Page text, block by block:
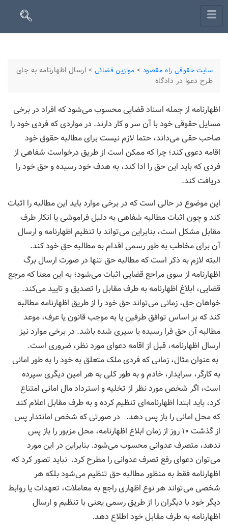
سایت حقوقی راه مقصود > موازین قضائی > ارسال اظهارنامه به جای
طرح دعوا در دادگاه
اظهارنامه از جمله اسناد قضایی محسوب می‌شود که افراد در برخی
مسایل حقوقی خود با آن سر و کار دارند. در مواردی که فردی خود را
صاحب حقی می‌داند، حتما لازم نیست برای مطالبه حقوق خود
اقامه دعوی کند؛ چرا که ممکن است از طریق درخواست شفاهی از
فردی که باید این حق را ادا کند، به هدف خود رسیده و حق خود را
دریافت کند.
این موضوع در حالی است که در برخی موارد باید این مطالبه را اثبات
کند و چون اثبات مطالبه شفاهی به دلیل فراموشی یا انکار طرف
مقابل مشکل است، بنابراین می‌تواند با تنظیم اظهارنامه و ارسال
آن برای مخاطب به طور رسمی اقدام به مطالبه حق خود کند.
البته لازم به ذکر است که مطالبه حق تنها در صورت ارسال برگ
اظهارنامه از سوی مراجع قضایی اثبات می‌شود؛ به این معنا که مرجع
قضایی، ابلاغ اظهارنامه به طرف مقابل را تصدیق و تایید می‌کند.
خواهان حق، زمانی می‌تواند حق خود را از طریق اظهارنامه مطالبه
کند که بر اساس توافق طرفین یا به موجب قانون یا عرف، موعد
مطالبه آن حق فرا رسیده یا سپری شده باشد. در برخی موارد نیز
ارسال اظهارنامه، قبل از اقامه دعوای مورد نظر، ضروری است.
به عنوان مثال، زمانی که فردی ملک متعلق به خود را به طور امانی
به کارگر، سرایدار، خادم و به طور کلی به هر امین دیگری سپرده‌
است، اگر شخص مورد نظر از تخلیه و استرداد مال امانی امتناع
کرد، باید ابتدا اظهارنامه‌ای تنظیم کرده و به طرف مقابل اعلام کند
که محل امانی را باز پس دهد. در صورتی که شخص امانتدار پس
از گذشت ۱۰ روز از زمان ابلاغ اظهارنامه، محل مزبور را باز پس
ندهد، متصرف عدوانی محسوب می‌شود. بنابراین در این مورد
می‌توان دعوای رفع تصرف عدوانی را مطرح کرد. نباید تصور کرد که
اظهارنامه فقط به منظور مطالبه حق تنظیم می‌شود بلکه هر
شخصی می‌تواند هر نوع اظهاری راجع به معاملات، تعهدات یا روابط
دیگر خود با دیگران را از طریق رسمی یعنی با تنظیم و ارسال
اظهارنامه به طرف مقابل خود اطلاع دهد.